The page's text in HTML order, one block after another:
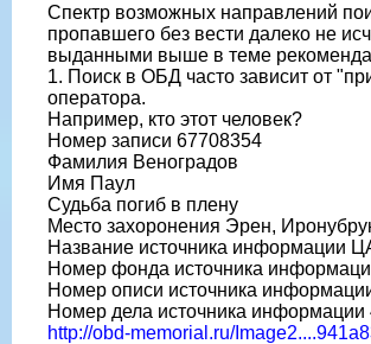
Спектр возможных направлений
пропавшего без вести далеко не
выданными выше в теме
1. Поиск в ОБД часто зависит от
оператора.
Например, кто этот человек?
Номер записи 67708354
Фамилия Веноградов
Имя Паул
Судьба погиб в плену
Место захоронения Эрен,
Название источника информации
Номер фонда источника
Номер описи источника
Номер дела источника информации
http://obd-memorial.ru/